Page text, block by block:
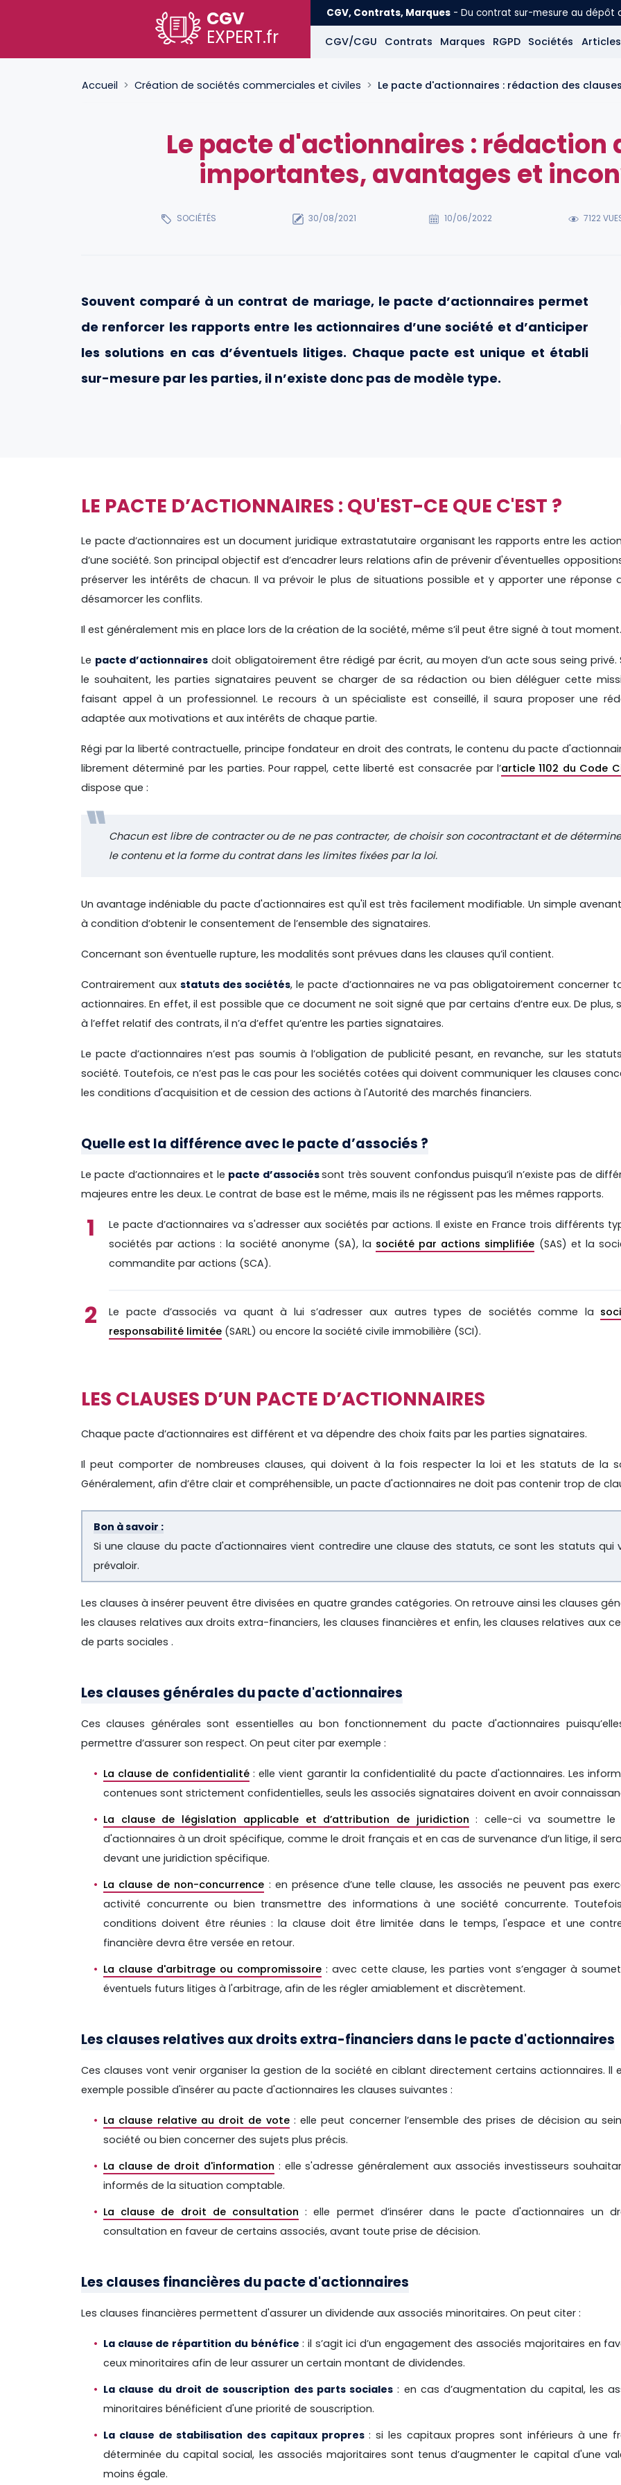
CGV
EXPERT.fr
CGV, Contrats, Marques - Du contrat sur-mesure au dépôt
CGV/CGU Contrats Marques RGPD Sociétés Articles
Accueil Création de sociétés commerciales et civiles Le pacte d'actionnaires : rédaction des
Le pacte d'actionnaires : rédaction
importantes, avantages et
SOCIÉTÉS 30/08/2021 10/06/2022 7122
Souvent comparé à un contrat de mariage, le pacte d’actionnaires permet
de renforcer les rapports entre les actionnaires d’une société et d’anticiper
les solutions en cas d’éventuels litiges. Chaque pacte est unique et établi
sur-mesure par les parties, il n’existe donc pas de modèle type.
LE PACTE D’ACTIONNAIRES : QU'EST-CE QUE C'EST ?
Le pacte d’actionnaires est un document juridique extrastatutaire organisant les rapports entre les
d’une société. Son principal objectif est d’encadrer leurs relations afin de prévenir d'éventuelles
préserver les intérêts de chacun. Il va prévoir le plus de situations possible et y apporter une réponse
désamorcer les conflits.
Il est généralement mis en place lors de la création de la société, même s’il peut être signé à tout moment.
Le pacte d’actionnaires doit obligatoirement être rédigé par écrit, au moyen d’un acte sous seing privé.
le souhaitent, les parties signataires peuvent se charger de sa rédaction ou bien déléguer cette
faisant appel à un professionnel. Le recours à un spécialiste est conseillé, il saura proposer une
adaptée aux motivations et aux intérêts de chaque partie.
Régi par la liberté contractuelle, principe fondateur en droit des contrats, le contenu du pacte
librement déterminé par les parties. Pour rappel, cette liberté est consacrée par l’article 1102 du Code
dispose que :
Chacun est libre de contracter ou de ne pas contracter, de choisir son cocontractant et de
le contenu et la forme du contrat dans les limites fixées par la loi.
Un avantage indéniable du pacte d'actionnaires est qu'il est très facilement modifiable. Un simple
à condition d’obtenir le consentement de l’ensemble des signataires.
Concernant son éventuelle rupture, les modalités sont prévues dans les clauses qu’il contient.
Contrairement auxstatuts des sociétés, le pacte d’actionnaires ne va pas obligatoirement concerner
actionnaires. En effet, il est possible que ce document ne soit signé que par certains d’entre eux. De plus,
à l’effet relatif des contrats, il n’a d’effet qu’entre les parties signataires.
Le pacte d’actionnaires n’est pas soumis à l’obligation de publicité pesant, en revanche, sur les
société. Toutefois, ce n’est pas le cas pour les sociétés cotées qui doivent communiquer les clauses
les conditions d'acquisition et de cession des actions à l'Autorité des marchés financiers.
Quelle est la différence avec le pacte d’associés ?
Le pacte d’actionnaires et le pacte d’associéssont très souvent confondus puisqu’il n’existe pas de
majeures entre les deux. Le contrat de base est le même, mais ils ne régissent pas les mêmes rapports.
Le pacte d’actionnaires va s'adresser aux sociétés par actions. Il existe en France trois différents
sociétés par actions : la société anonyme (SA), la société par actions simplifiée (SAS) et la
commandite par actions (SCA).
Le pacte d’associés va quant à lui s’adresser aux autres types de sociétés comme la
responsabilité limitée (SARL) ou encore la société civile immobilière (SCI).
LES CLAUSES D’UN PACTE D’ACTIONNAIRES
Chaque pacte d’actionnaires est différent et va dépendre des choix faits par les parties signataires.
Il peut comporter de nombreuses clauses, qui doivent à la fois respecter la loi et les statuts de la
Généralement, afin d’être clair et compréhensible, un pacte d'actionnaires ne doit pas contenir trop de
Bon à savoir :
Si une clause du pacte d'actionnaires vient contredire une clause des statuts, ce sont les statuts qui
prévaloir.
Les clauses à insérer peuvent être divisées en quatre grandes catégories. On retrouve ainsi les clauses
les clauses relatives aux droits extra-financiers, les clauses financières et enfin, les clauses relatives aux
de parts sociales .
Les clauses générales du pacte d'actionnaires
Ces clauses générales sont essentielles au bon fonctionnement du pacte d'actionnaires
permettre d’assurer son respect. On peut citer par exemple :
La clause de confidentialité: elle vient garantir la confidentialité du pacte d'actionnaires. Les
contenues sont strictement confidentielles, seuls les associés signataires doivent en avoir
La clause de législation applicable et d’attribution de juridiction : celle-ci va soumettre le
d'actionnaires à un droit spécifique, comme le droit français et en cas de survenance d’un litige, il
devant une juridiction spécifique.
La clause de non-concurrence : en présence d’une telle clause, les associés ne peuvent pas
activité concurrente ou bien transmettre des informations à une société concurrente.
conditions doivent être réunies : la clause doit être limitée dans le temps, l'espace et une
financière devra être versée en retour.
La clause d'arbitrage ou compromissoire: avec cette clause, les parties vont s’engager à
éventuels futurs litiges à l'arbitrage, afin de les régler amiablement et discrètement.
Les clauses relatives aux droits extra-financiers dans le pacte d'actionnaires
Ces clauses vont venir organiser la gestion de la société en ciblant directement certains actionnaires. ll
exemple possible d'insérer au pacte d'actionnaires les clauses suivantes :
La clause relative au droit de vote: elle peut concerner l’ensemble des prises de décision au
société ou bien concerner des sujets plus précis.
La clause de droit d'information : elle s'adresse généralement aux associés investisseurs
informés de la situation comptable.
La clause de droit de consultation : elle permet d’insérer dans le pacte d'actionnaires un
consultation en faveur de certains associés, avant toute prise de décision.
Les clauses financières du pacte d'actionnaires
Les clauses financières permettent d'assurer un dividende aux associés minoritaires. On peut citer :
La clause de répartition du bénéfice : il s’agit ici d’un engagement des associés majoritaires en
ceux minoritaires afin de leur assurer un certain montant de dividendes.
La clause du droit de souscription des parts sociales : en cas d’augmentation du capital, les
minoritaires bénéficient d'une priorité de souscription.
La clause de stabilisation des capitaux propres: si les capitaux propres sont inférieurs à une
déterminée du capital social, les associés majoritaires sont tenus d’augmenter le capital d'une
moins égale.